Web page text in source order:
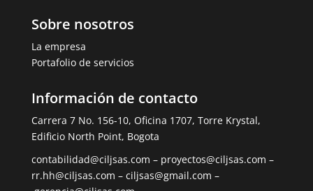
Sobre nosotros
La empresa
Portafolio de servicios
Información de contacto
Carrera 7 No. 156-10, Oficina 1707, Torre Krystal,
Edificio North Point, Bogota
contabilidad@ciljsas.com – proyectos@ciljsas.com –
rr.hh@ciljsas.com – ciljsas@gmail.com –